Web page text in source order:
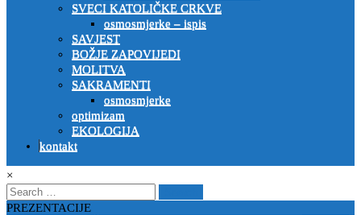
SVECI KATOLIČKE CRKVE
osmosmjerke – ispis
SAVJEST
BOŽJE ZAPOVIJEDI
MOLITVA
SAKRAMENTI
osmosmjerke
optimizam
EKOLOGIJA
kontakt
×
Search
for:
PREZENTACIJE